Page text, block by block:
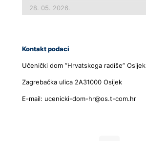
28. 05. 2026.
Kontakt podaci
Učenički dom ”Hrvatskoga radiše” Osijek
Zagrebačka ulica 2A31000 Osijek
E-mail: ucenicki-dom-hr@os.t-com.hr